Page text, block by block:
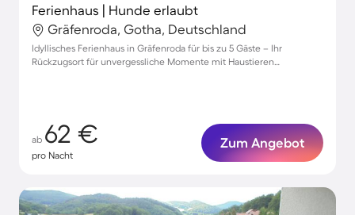
Ferienhaus | Hunde erlaubt
Gräfenroda, Gotha, Deutschland
Idyllisches Ferienhaus in Gräfenroda für bis zu 5 Gäste – Ihr
Rückzugsort für unvergessliche Momente mit Haustieren
ab 62 €
pro Nacht
Zum Angebot